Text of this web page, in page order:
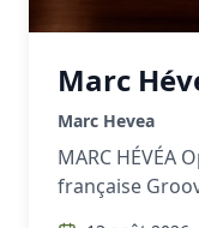
Marc
Marc Hevea
MARC HÉVÉA
française